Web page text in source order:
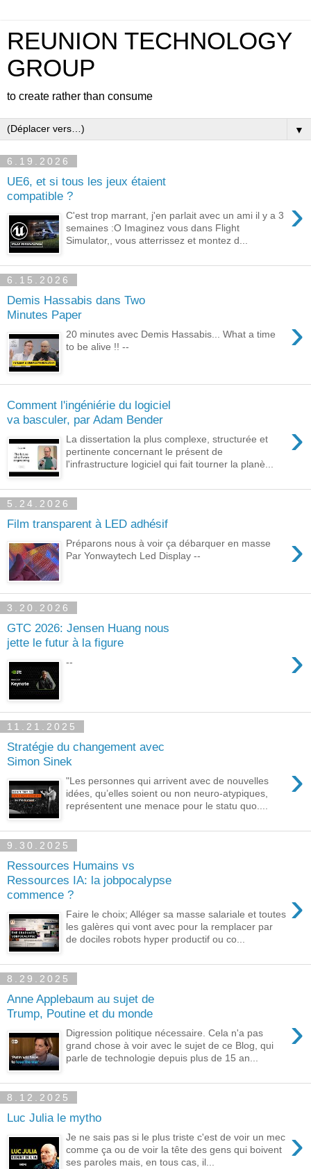
REUNION TECHNOLOGY
GROUP
to create rather than consume
▼
6.19.2026
UE6, et si tous les jeux étaient
compatible ?
›
C'est trop marrant, j'en parlait avec un ami il y a 3
semaines :O Imaginez vous dans Flight
Simulator,, vous atterrissez et montez d...
6.15.2026
Demis Hassabis dans Two
Minutes Paper
›
20 minutes avec Demis Hassabis... What a time
to be alive !! --
Comment l'ingéniérie du logiciel
va basculer, par Adam Bender
›
La dissertation la plus complexe, structurée et
pertinente concernant le présent de
l'infrastructure logiciel qui fait tourner la planè...
5.24.2026
Film transparent à LED adhésif
›
Préparons nous à voir ça débarquer en masse
Par Yonwaytech Led Display --
3.20.2026
GTC 2026: Jensen Huang nous
jette le futur à la figure
›
--
11.21.2025
Stratégie du changement avec
Simon Sinek
›
"Les personnes qui arrivent avec de nouvelles
idées, qu’elles soient ou non neuro-atypiques,
représentent une menace pour le statu quo....
9.30.2025
Ressources Humains vs
Ressources IA: la jobpocalypse
commence ?
›
Faire le choix; Alléger sa masse salariale et toutes
les galères qui vont avec pour la remplacer par
de dociles robots hyper productif ou co...
8.29.2025
Anne Applebaum au sujet de
Trump, Poutine et du monde
›
Digression politique nécessaire. Cela n'a pas
grand chose à voir avec le sujet de ce Blog, qui
parle de technologie depuis plus de 15 an...
8.12.2025
Luc Julia le mytho
›
Je ne sais pas si le plus triste c'est de voir un mec
comme ça ou de voir la tête des gens qui boivent
ses paroles mais, en tous cas, il...